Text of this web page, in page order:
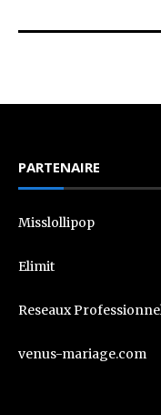
PARTENAIRE
Misslollipop
Elimit
Reseaux
venus-mariage.com